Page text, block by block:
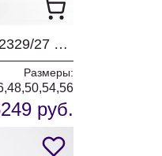
Костюм TAITA PLUS 2329/27 какао
Размеры:
руб.